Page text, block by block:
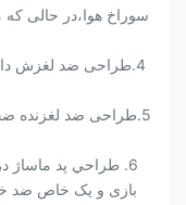
سوراخ هوا،در حالی
4.طراحی ضد لغزش
5.طراحی ضد لغزنده
6. طراحي پد
بازی و یک خاص ضد